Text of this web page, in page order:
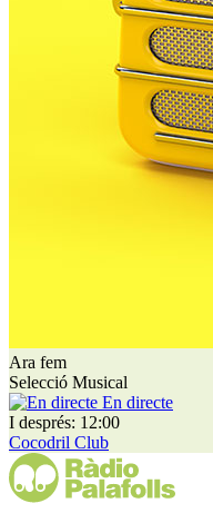
Ara fem
Selecció Musical
En directe
I després: 12:00
Cocodril Club